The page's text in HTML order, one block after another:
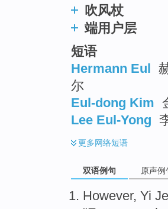
吹风杖
端用户层
短语
Hermann Eul
尔
Eul-dong Kim
Lee Eul-Yong
更多网络短语
双语例句 原声例
However, Yi